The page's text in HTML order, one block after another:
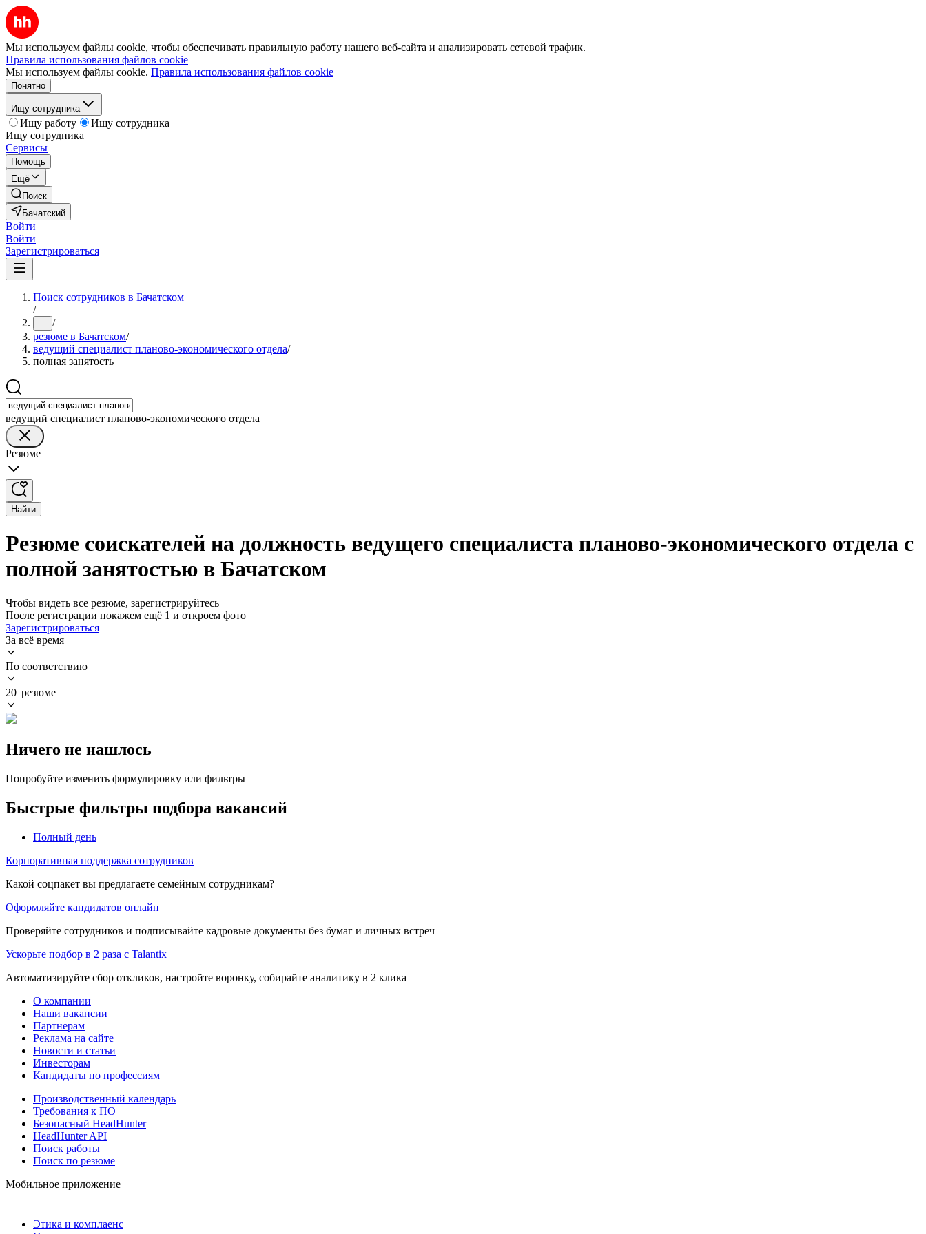
Мы используем файлы cookie, чтобы обеспечивать правильную работу нашего веб-сайта и анализировать сетевой трафик.
Правила использования файлов cookie
Мы используем файлы cookie. Правила использования файлов cookie
Понятно
Ищу сотрудника
Ищу работу
Ищу сотрудника
Ищу сотрудника
Сервисы
Помощь
Ещё
Поиск
Бачатский
Войти
Войти
Зарегистрироваться
Поиск сотрудников в Бачатском
/
... /
резюме в Бачатском/
ведущий специалист планово-экономического отдела/
полная занятость
ведущий специалист планово-экономического отдела
Резюме
Найти
Резюме соискателей на должность ведущего специалиста планово-экономического отдела с
полной занятостью в Бачатском
Чтобы видеть все резюме, зарегистрируйтесь
После регистрации покажем ещё 1 и откроем фото
Зарегистрироваться
За всё время
По соответствию
20 резюме
Ничего не нашлось
Попробуйте изменить формулировку или фильтры
Быстрые фильтры подбора вакансий
Полный день
Корпоративная поддержка сотрудников
Какой соцпакет вы предлагаете семейным сотрудникам?
Оформляйте кандидатов онлайн
Проверяйте сотрудников и подписывайте кадровые документы без бумаг и личных встреч
Ускорьте подбор в 2 раза с Talantix
Автоматизируйте сбор откликов, настройте воронку, собирайте аналитику в 2 клика
О компании
Наши вакансии
Партнерам
Реклама на сайте
Новости и статьи
Инвесторам
Кандидаты по профессиям
Производственный календарь
Требования к ПО
Безопасный HeadHunter
HeadHunter API
Поиск работы
Поиск по резюме
Мобильное приложение
Этика и комплаенс